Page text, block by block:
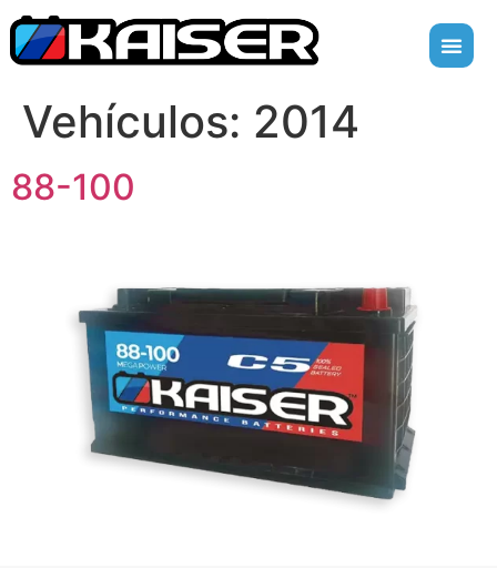
Vehículos: 2014
88-100